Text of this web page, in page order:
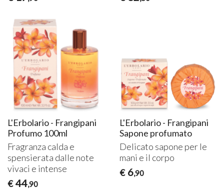
L'Erbolario - Frangipani
Profumo 100ml
Fragranza calda e
spensierata dalle note
vivaci e intense
€ 44,90
L'Erbolario - Frangipani
Sapone profumato
Delicato sapone per le
mani e il corpo
€ 6,90